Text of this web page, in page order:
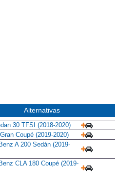
Alternativas
30 TFSI (2018-2020)
Coupé (2019-2020)
A 200 Sedán (2019-
CLA 180 Coupé (2019-